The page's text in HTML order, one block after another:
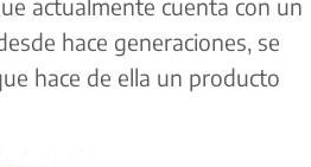
actualmente cuenta con un
hace generaciones, se
hace de ella un producto